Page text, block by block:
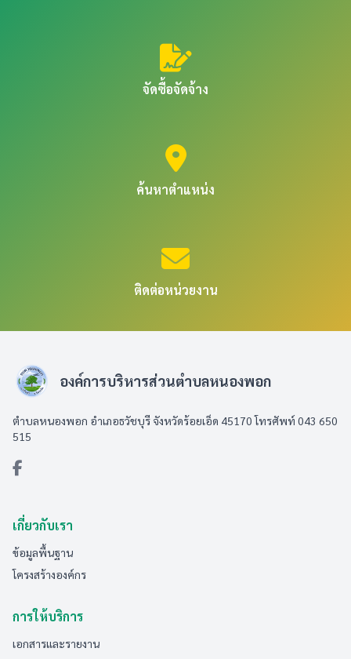
จัดซื้อจัดจ้าง
ค้นหาตำแหน่ง
ติดต่อหน่วยงาน
องค์การบริหารส่วนตำบลหนองพอก
ตำบลหนองพอก อำเภอธวัชบุรี จังหวัดร้อยเอ็ด 45170 โทรศัพท์ 043 650
515
เกี่ยวกับเรา
ข้อมูลพื้นฐาน
โครงสร้างองค์กร
การให้บริการ
เอกสารและรายงาน